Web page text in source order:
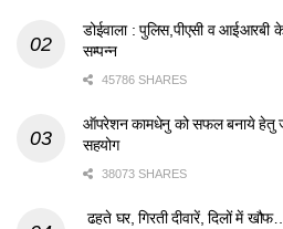
डोईवाला : पुलिस,पीएसी व आईआरबी
सम्पन्न
45786 SHARES
ऑपरेशन कामधेनु को सफल बनाये हेतु
सहयोग
38073 SHARES
ढहते घर, गिरती दीवारें, दिलों में